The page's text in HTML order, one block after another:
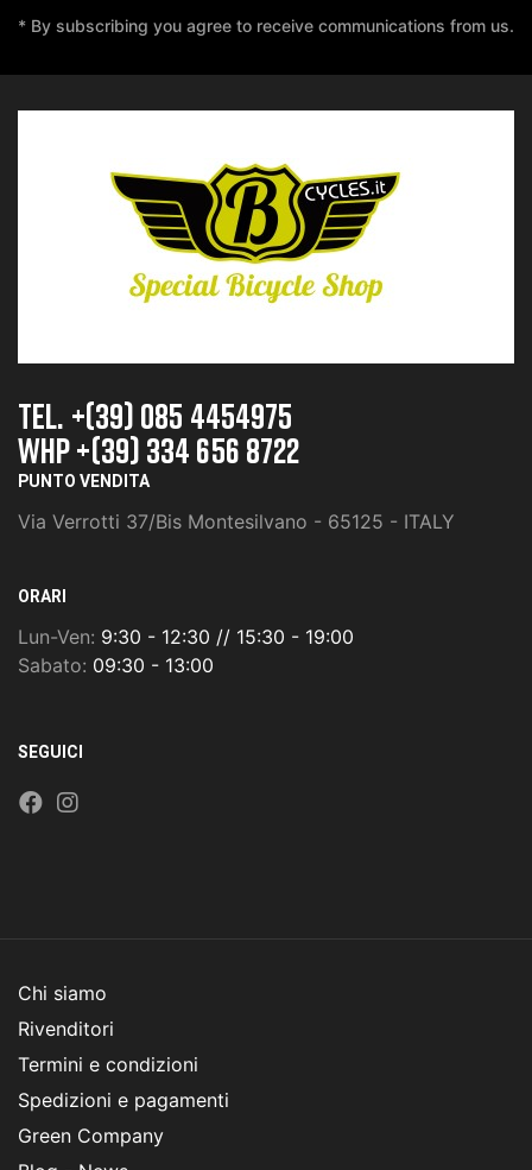
* By subscribing you agree to receive communications from us.
TEL. +(39) 085 4454975
whp +(39) 334 656 8722
PUNTO VENDITA
Via Verrotti 37/Bis Montesilvano - 65125 - ITALY
ORARI
Lun-Ven: 9:30 - 12:30 // 15:30 - 19:00
Sabato: 09:30 - 13:00
SEGUICI
Chi siamo
Rivenditori
Termini e condizioni
Spedizioni e pagamenti
Green Company